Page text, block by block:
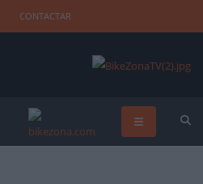
CONTACTAR